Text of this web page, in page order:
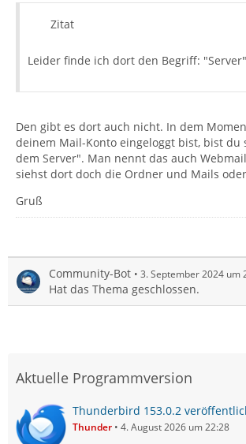
Zitat
Leider finde ich dort den Begriff:
Den gibt es dort auch nicht. In dem
deinem Mail-Konto eingeloggt bist, bist du
dem Server". Man nennt das auch
siehst dort doch die Ordner und Mails
Gruß
Community-Bot 3. September 2024 um
Hat das Thema geschlossen.
Aktuelle Programmversion
Thunderbird 153.0.2
Thunder 4. August 2026 um 22:28